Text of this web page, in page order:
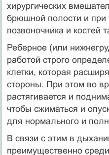
хирургических
брюшной полости и при
позвоночника и костей
Реберное (или
работой строго
клетки, которая
стороны. При этом во
растягивается и
чтобы сжиматься и
для нормального и
В связи с этим в
преимущественно